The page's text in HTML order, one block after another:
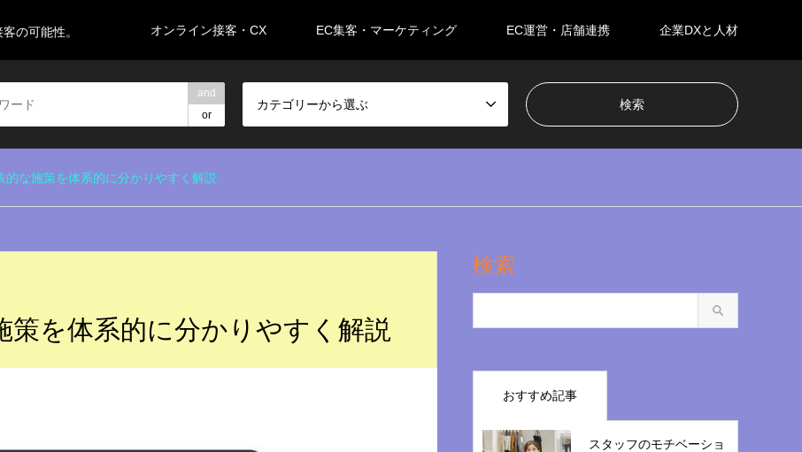
の可能性。 オンライン接客・CX EC集客・マーケティング EC運営・店舗連携 企業DXと人材
and
or
カテゴリーから選ぶ
的な施策を体系的に分かりやすく解説
策を体系的に分かりやすく解説
検索
おすすめ記事
スタッフのモチベーショ